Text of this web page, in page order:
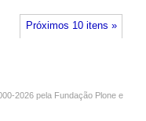
Próximos 10 itens »
2026 pela Fundação Plone e